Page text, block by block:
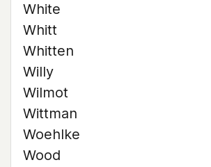
White
Whitt
Whitten
Willy
Wilmot
Wittman
Woehlke
Wood